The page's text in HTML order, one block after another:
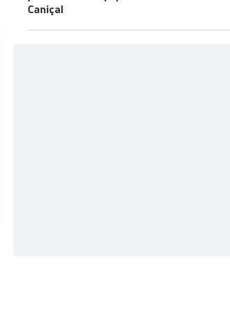
Caniçal